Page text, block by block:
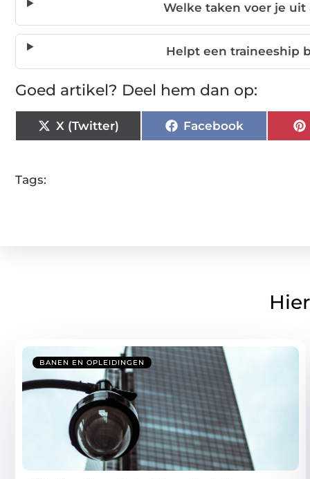
Welke taken voer je
Helpt een traineeship
Goed artikel? Deel hem dan op:
X (Twitter) Facebook
Tags:
BANEN EN OPLEIDINGEN